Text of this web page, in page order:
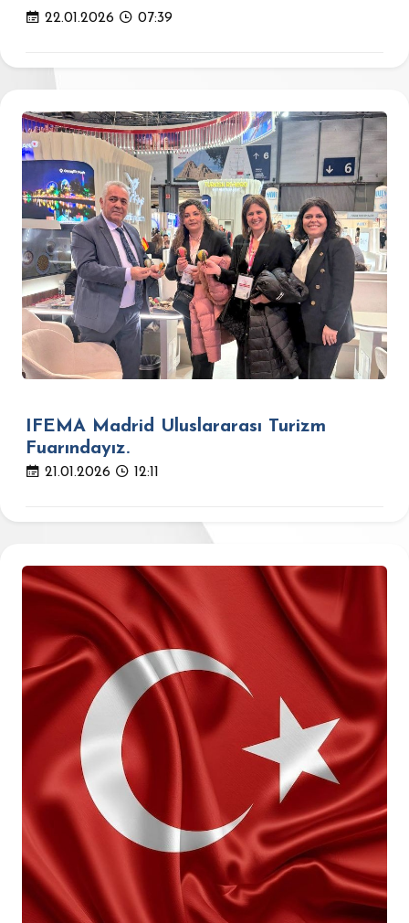
22.01.2026 07:39
IFEMA Madrid Uluslararası Turizm
Fuarındayız.
21.01.2026 12:11